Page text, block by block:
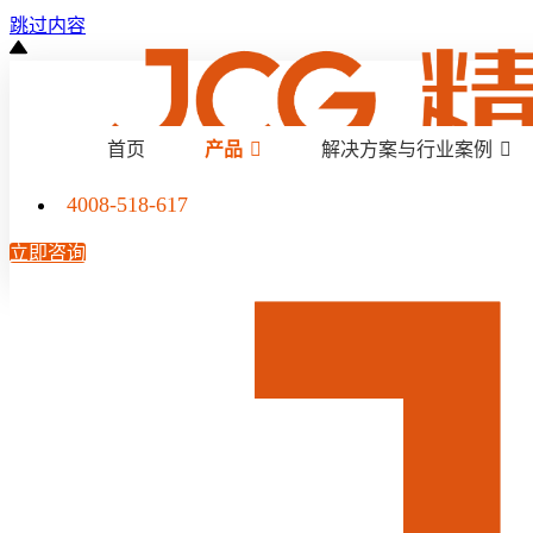
跳过内容
首页 产品 解决方案与行业案例
4008-518-617
立即咨询